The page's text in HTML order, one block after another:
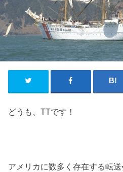
どうも、TTです！
アメリカに数多く存在する転